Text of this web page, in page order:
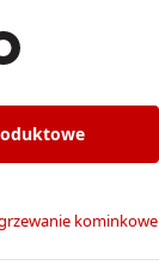
kominkowe